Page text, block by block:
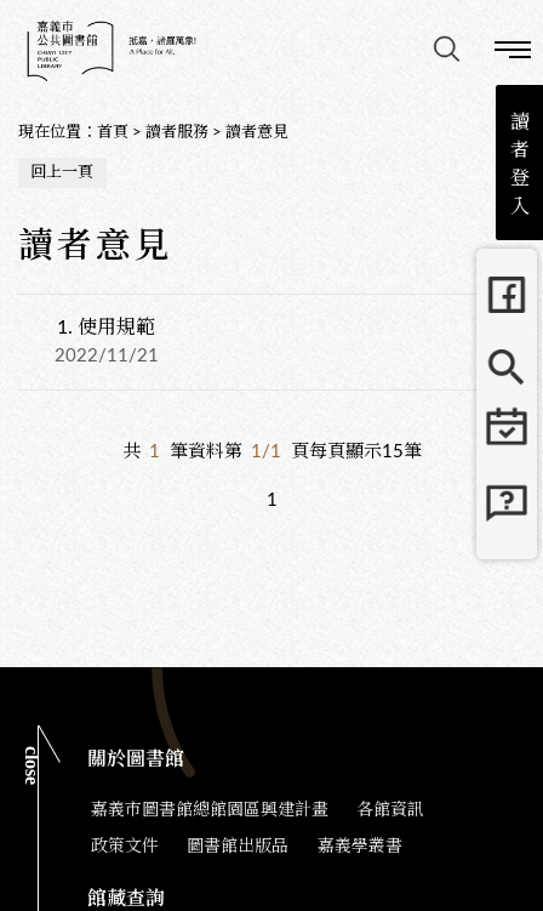
讀
者
登
入
現在位置 ： 首頁 > 讀者服務 > 讀者意見
回上一頁
讀者意見
1. 使用規範
2022/11/21
共 1 筆資料第 1/1 頁每頁顯示15筆
1
close 關於圖書館
嘉義市圖書館總館園區興建計畫 各館資訊
政策文件 圖書館出版品 嘉義學叢書
館藏查詢